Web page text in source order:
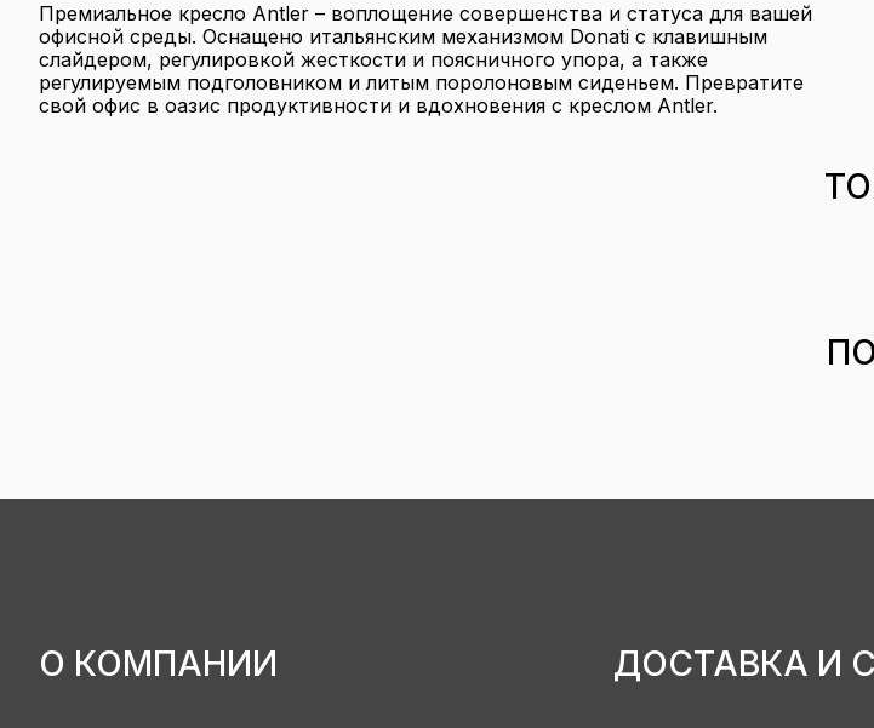
Премиальное кресло Antler – воплощение совершенства и статуса для вашей
офисной среды. Оснащено итальянским механизмом Donati с клавишным
слайдером, регулировкой жесткости и поясничного упора, а также
регулируемым подголовником и литым поролоновым сиденьем. Превратите
свой офис в оазис продуктивности и вдохновения с креслом Antler.
О КОМПАНИИ ДОСТАВКА И